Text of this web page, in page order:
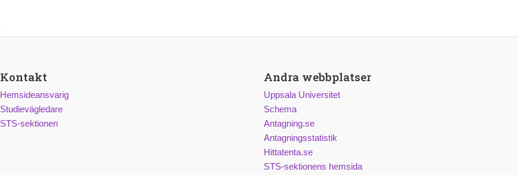
Kontakt
Hemsideansvarig
Studievägledare
STS-sektionen
Andra webbplatser
Uppsala Universitet
Schema
Antagning.se
Antagningsstatistik
Hittatenta.se
STS-sektionens hemsida